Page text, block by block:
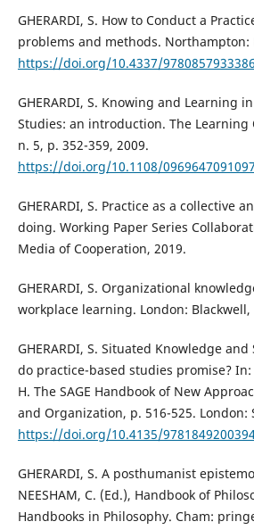
GHERARDI, S. How to Conduct a
problems and methods. Northampton:
https://doi.org/10.4337/9780857933386
GHERARDI, S. Knowing and Learning
Studies: an introduction. The Learning
n. 5, p. 352-359, 2009.
https://doi.org/10.1108/
GHERARDI, S. Practice as a collective
doing. Working Paper Series
Media of Cooperation, 2019.
GHERARDI, S. Organizational
workplace learning. London: Blackwell,
GHERARDI, S. Situated Knowledge
do practice-based studies promise? In:
H. The SAGE Handbook of New
and Organization, p. 516-525. London:
https://doi.org/10.4135/
GHERARDI, S. A posthumanist
NEESHAM, C. (Ed.), Handbook of
Handbooks in Philosophy. Cham: